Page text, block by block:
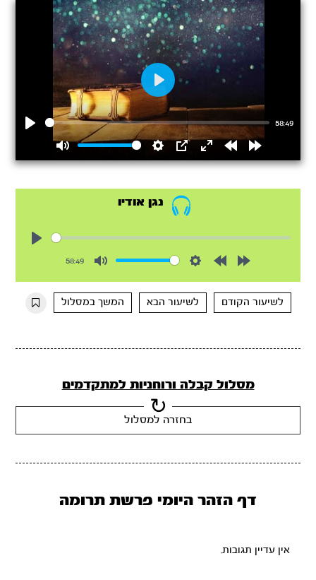
58:49
Mute Settings
PIP
EnterRewindForward
Play
נגן אודיו
58:49
10s
10s
לשיעור הקודם
לשיעור הבא המשך במסלול
מסלול קבלה ורוחניות למתקדמים
בחזרה למסלול
דף הזהר היומי פרשת תרומה
אין עדיין תגובות.